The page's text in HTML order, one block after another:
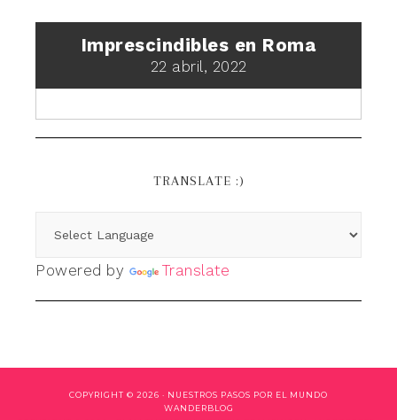
Imprescindibles en Roma
22 abril, 2022
TRANSLATE :)
Powered by Translate
COPYRIGHT © 2026 · NUESTROS PASOS POR EL MUNDO
WANDERBLOG